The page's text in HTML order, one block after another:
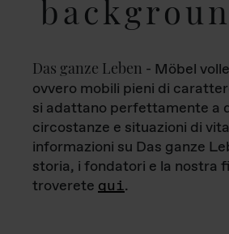
Das ganze Leben - Möbel
ovvero mobili pieni di
si adattano perfettamente a
circostanze e situazioni di
informazioni su Das ganze
storia, i fondatori e la nostra
troverete qui.